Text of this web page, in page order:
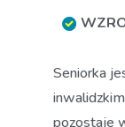
Seniorka
pozostaje